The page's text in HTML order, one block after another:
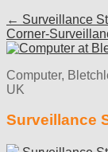
Post
navigation
← Surveillance
Corner-
Computer,
UK
Surveillance